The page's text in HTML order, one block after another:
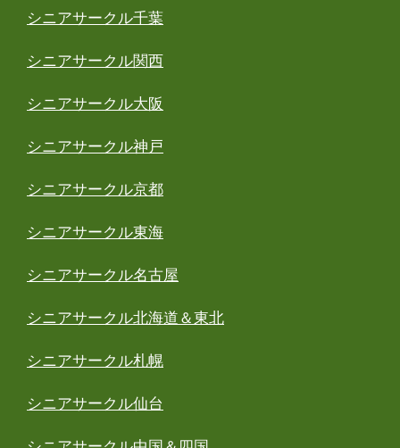
シニアサークル千葉
シニアサークル関西
シニアサークル大阪
シニアサークル神戸
シニアサークル京都
シニアサークル東海
シニアサークル名古屋
シニアサークル北海道＆東北
シニアサークル札幌
シニアサークル仙台